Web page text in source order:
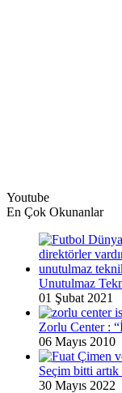
Youtube
En Çok Okunanlar
Unutulmaz
01 Şubat 2021
Zorlu Center :
06 Mayıs 2010
Seçim bitti
30 Mayıs 2022